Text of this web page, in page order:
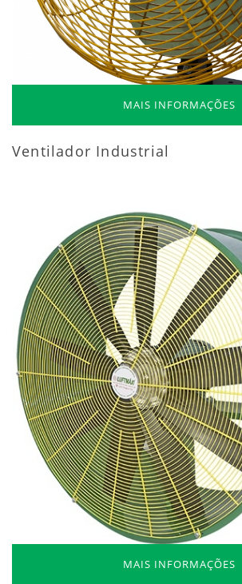
MAIS INFORMAÇÕES
Ventilador Industrial
MAIS INFORMAÇÕES